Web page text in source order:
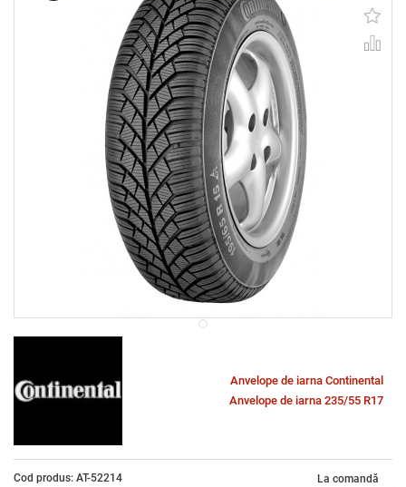
Anvelope de iarna Continental
Anvelope de iarna 235/55 R17
Cod produs: AT-52214 La comandă